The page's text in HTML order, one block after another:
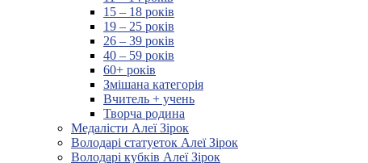
15 – 18 років
19 – 25 років
26 – 39 років
40 – 59 років
60+ років
Змішана категорія
Вчитель + учень
Творча родина
Медалісти Алеї Зірок
Володарі статуеток Алеї Зірок
Володарі кубків Алеї Зірок